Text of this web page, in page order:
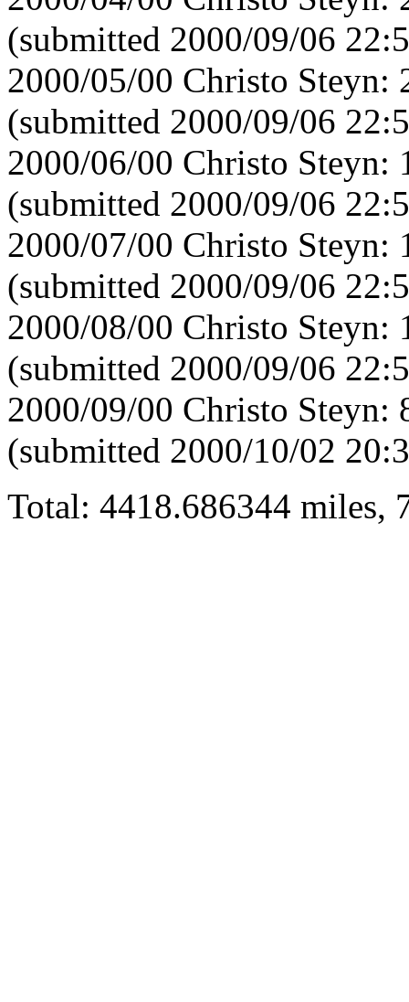
(submitted 2000/09/06
2000/05/00 Christo Steyn:
(submitted 2000/09/06
2000/06/00 Christo Steyn:
(submitted 2000/09/06
2000/07/00 Christo Steyn:
(submitted 2000/09/06
2000/08/00 Christo Steyn:
(submitted 2000/09/06
2000/09/00 Christo Steyn:
(submitted 2000/10/02
Total: 4418.686344 miles,